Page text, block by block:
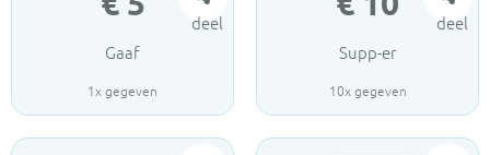
Gaaf
1 x gegeven
deel
Supp-er
10x gegeven
deel